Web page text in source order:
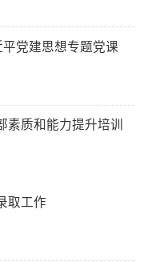
党建思想专题党课
质和能力提升培训
取工作